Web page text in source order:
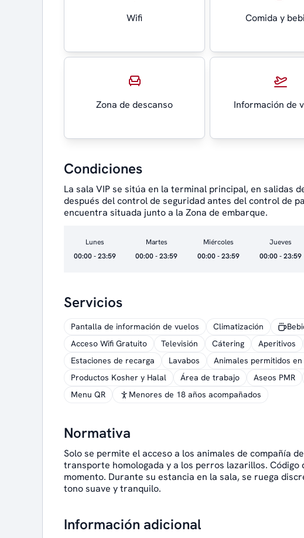
Wifi Comida y
Zona de descanso Información de
Condiciones
La sala VIP se sitúa en la terminal principal, en salidas
después del control de seguridad antes del control de
encuentra situada junto a la Zona de embarque.
Lunes
00:00 - 23:59
Martes
00:00 - 23:59
Miércoles
00:00 - 23:59
Jueves
00:00 - 23:59
Servicios
Pantalla de información de vuelos Climatización
Acceso Wifi Gratuito
Televisión Cátering Aperitivos
Estaciones de recarga
Lavabos Animales permitidos
Productos Kosher y Halal
Área de trabajo Aseos PMR
Menu QR
Menores de 18 años acompañados
Normativa
Solo se permite el acceso a los animales de compañía
transporte homologada y a los perros lazarillos.
momento. Durante su estancia en la sala, se ruega
tono suave y tranquilo.
Información adicional